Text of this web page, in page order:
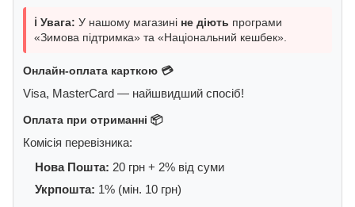
ℹ️ Увага: У нашому магазині не діють програми
«Зимова підтримка» та «Національний кешбек».
Онлайн-оплата карткою 💳
Visa, MasterCard — найшвидший спосіб!
Оплата при отриманні 📦
Комісія перевізника:
Нова Пошта: 20 грн + 2% від суми
Укрпошта: 1% (мін. 10 грн)